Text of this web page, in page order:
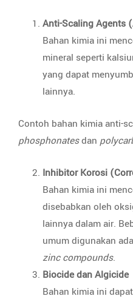
Anti-Scaling Agents
Bahan kimia ini
mineral seperti
yang dapat
lainnya.
Contoh bahan kimia anti-
phosphonatesdan
Inhibitor Korosi
Bahan kimia ini
disebabkan oleh
lainnya dalam air.
umum digunakan
zinc compounds.
Biocide dan Algicide
Bahan kimia ini